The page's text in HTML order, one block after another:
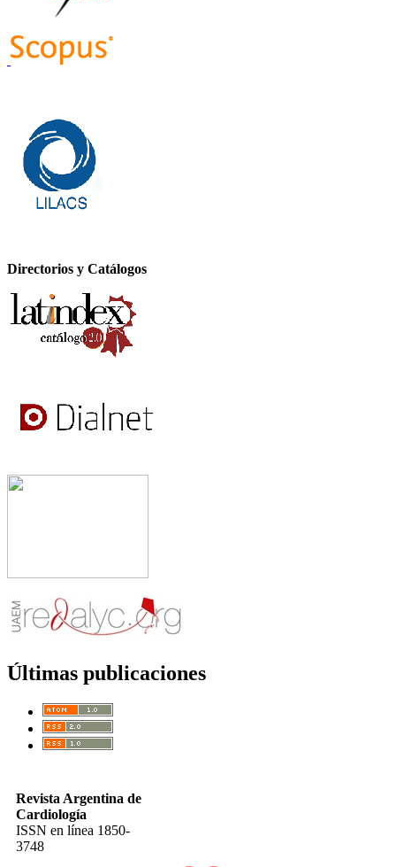
Directorios y Catálogos
Últimas publicaciones
Revista Argentina de
Cardiología
ISSN en línea 1850-
3748